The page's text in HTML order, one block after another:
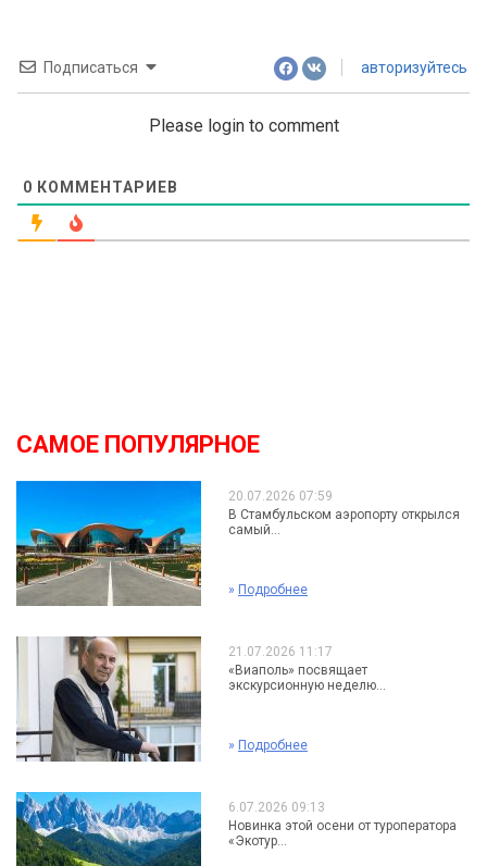
Подписаться авторизуйтесь
Please login to comment
0 КОММЕНТАРИЕВ
САМОЕ ПОПУЛЯРНОЕ
20.07.2026 07:59
В Стамбульском аэропорту открылся
самый...
» Подробнее
21.07.2026 11:17
«Виаполь» посвящает
экскурсионную неделю...
» Подробнее
6.07.2026 09:13
Новинка этой осени от туроператора
«Экотур...